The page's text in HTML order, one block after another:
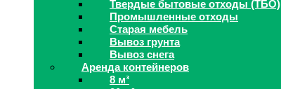
Твердые бытовые отходы (ТБО)
Промышленные отходы
Старая мебель
Вывоз грунта
Вывоз снега
Аренда контейнеров
8 м³